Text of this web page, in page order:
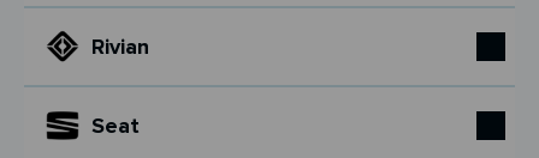
Rivian
Seat